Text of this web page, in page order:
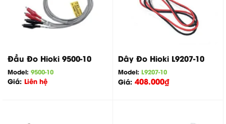
Đầu Đo Hioki 9500-10
Model: 9500-10
Giá: Liên hệ
Dây Đo Hioki L9207-10
Model: L9207-10
Giá: 408.000₫